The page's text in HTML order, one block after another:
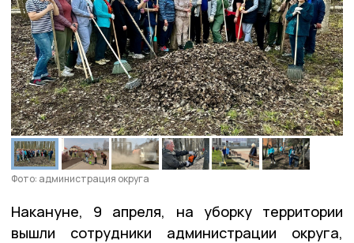
Фото: администрация округа
Накануне, 9 апреля, на уборку территории
вышли сотрудники администрации округа,